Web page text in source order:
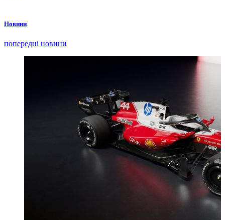
Новини
попередні новини